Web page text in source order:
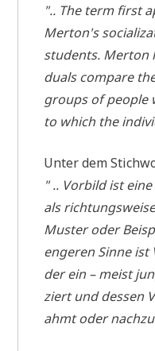
".. The term first
Merton's
stu­dents. Mer­ton
du­als compa­re
groups of peo­p­le
to which the
Unter dem
" .. Vor­bild ist
als
Muster oder
enge­ren Sin­ne ist
der ein – meist
ziert und des­sen
ahmt oder